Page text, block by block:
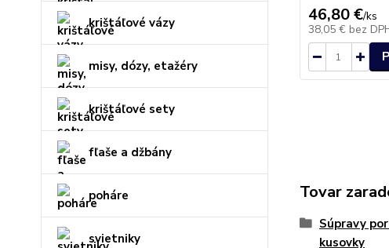
krištáľové vázy
misy, dózy, etažéry
krištáľové sety
fľaše a džbány
poháre
svietniky
46,80 €/ks
38,05 € bez
Tovar
Súpravy
kusovky